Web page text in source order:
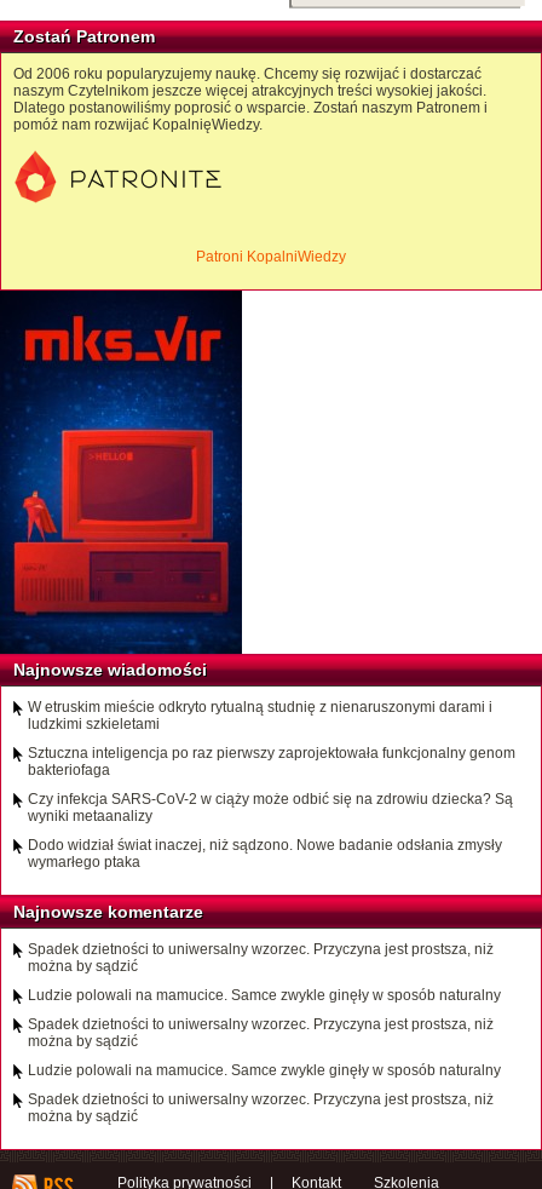
Zostań Patronem
Od 2006 roku popularyzujemy naukę. Chcemy się rozwijać i dostarczać
naszym Czytelnikom jeszcze więcej atrakcyjnych treści wysokiej jakości.
Dlatego postanowiliśmy poprosić o wsparcie. Zostań naszym Patronem i
pomóż nam rozwijać KopalnięWiedzy.
Patroni KopalniWiedzy
Najnowsze wiadomości
W etruskim mieście odkryto rytualną studnię z nienaruszonymi darami i
ludzkimi szkieletami
Sztuczna inteligencja po raz pierwszy zaprojektowała funkcjonalny genom
bakteriofaga
Czy infekcja SARS-CoV-2 w ciąży może odbić się na zdrowiu dziecka? Są
wyniki metaanalizy
Dodo widział świat inaczej, niż sądzono. Nowe badanie odsłania zmysły
wymarłego ptaka
Najnowsze komentarze
Spadek dzietności to uniwersalny wzorzec. Przyczyna jest prostsza, niż
można by sądzić
Ludzie polowali na mamucice. Samce zwykle ginęły w sposób naturalny
Spadek dzietności to uniwersalny wzorzec. Przyczyna jest prostsza, niż
można by sądzić
Ludzie polowali na mamucice. Samce zwykle ginęły w sposób naturalny
Spadek dzietności to uniwersalny wzorzec. Przyczyna jest prostsza, niż
można by sądzić
Polityka prywatności Kontakt Szkolenia